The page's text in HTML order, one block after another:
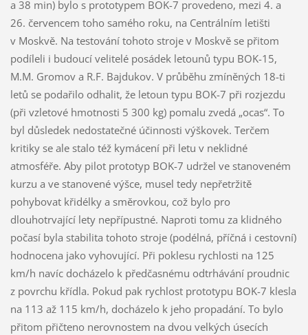
a 38 min) bylo s prototypem BOK-7 provedeno, mezi 4. a
26. červencem toho samého roku, na Centrálním letišti
v Moskvě. Na testování tohoto stroje v Moskvě se přitom
podíleli i budoucí velitelé posádek letounů typu BOK-15,
M.M. Gromov a R.F. Bajdukov. V průběhu zmíněných 18-ti
letů se podařilo odhalit, že letoun typu BOK-7 při rozjezdu
(při vzletové hmotnosti 5 300 kg) pomalu zvedá „ocas“. To
byl důsledek nedostatečné účinnosti výškovek. Terčem
kritiky se ale stalo též kymácení při letu v neklidné
atmosféře. Aby pilot prototyp BOK-7 udržel ve stanoveném
kurzu a ve stanovené výšce, musel tedy nepřetržitě
pohybovat křidélky a směrovkou, což bylo pro
dlouhotrvající lety nepřípustné. Naproti tomu za klidného
počasí byla stabilita tohoto stroje (podélná, příčná i cestovní)
hodnocena jako vyhovující. Při poklesu rychlosti na 125
km/h navíc docházelo k předčasnému odtrhávání proudnic
z povrchu křídla. Pokud pak rychlost prototypu BOK-7 klesla
na 113 až 115 km/h, docházelo k jeho propadání. To bylo
přitom přičteno nerovnostem na dvou velkých úsecích